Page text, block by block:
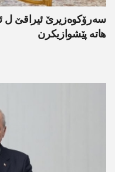
سەرۆکوەزیرێ ئیراقێ ل
ھاتە پێشوازیکرن